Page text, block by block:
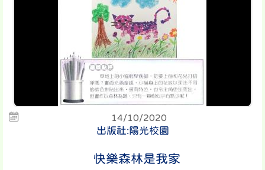
14/10/2020
出版社:陽光校園
快樂森林是我家